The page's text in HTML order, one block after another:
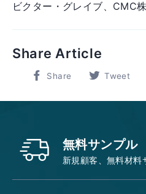
ビクター・グレイブ、CMC
Share Article
Share
Share
Facebook
Tweet
無料サンプル
新規顧客、無料材料